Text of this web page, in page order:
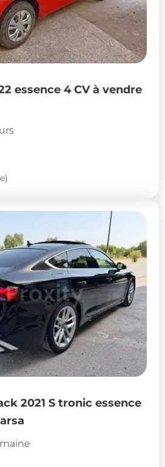
essence 4 CV à vendre
2021 S tronic essence